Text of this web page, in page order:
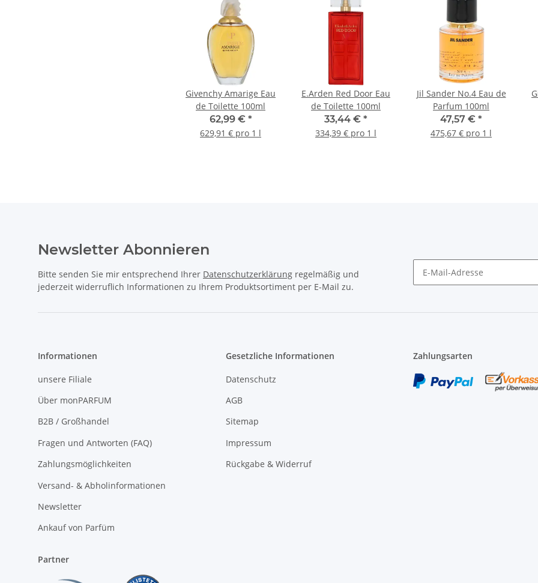
Givenchy Amarige Eau
de Toilette 100ml
62,99 € *
629,91 € pro 1 l
E.Arden Red Door Eau
de Toilette 100ml
33,44 € *
334,39 € pro 1 l
Jil Sander No.4 Eau de
Parfum 100ml
47,57 € *
475,67 € pro 1 l
Newsletter Abonnieren
Bitte senden Sie mir entsprechend Ihrer Datenschutzerklärung regelmäßig und
jederzeit widerruflich Informationen zu Ihrem Produktsortiment per E-Mail zu.
Informationen
unsere Filiale
Über monPARFUM
B2B / Großhandel
Fragen und Antworten (FAQ)
Zahlungsmöglichkeiten
Versand- & Abholinformationen
Newsletter
Ankauf von Parfüm
Gesetzliche Informationen
Datenschutz
AGB
Sitemap
Impressum
Rückgabe & Widerruf
Zahlungsarten
Partner